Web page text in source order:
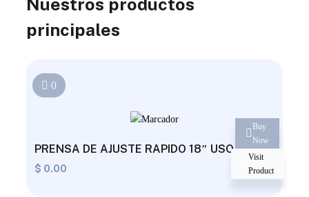
principales
Buy
Now
Visit
Product
0
PRENSA DE AJUSTE RAPIDO 18″ USO RUDO
$ 0.00